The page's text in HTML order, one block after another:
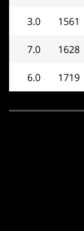
1561
3.0
1628
7.0
1719
6.0